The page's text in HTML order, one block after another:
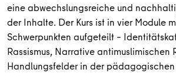
eine abwechslungsreiche und
der Inhalte. Der Kurs ist in vier Module
Schwerpunkten aufgeteilt –
Rassismus, Narrative antimuslimischen
Handlungsfelder in der